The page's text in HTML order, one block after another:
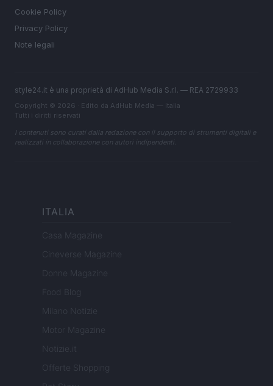
Cookie Policy
Privacy Policy
Note legali
style24.it è una proprietà di AdHub Media S.r.l. — REA 2729933
Copyright © 2026 · Edito da AdHub Media — Italia
Tutti i diritti riservati
I contenuti sono curati dalla redazione con il supporto di strumenti digitali e
realizzati in collaborazione con autori indipendenti.
ITALIA
Casa Magazine
Cineverse Magazine
Donne Magazine
Food Blog
Milano Notizie
Motor Magazine
Notizie.it
Offerte Shopping